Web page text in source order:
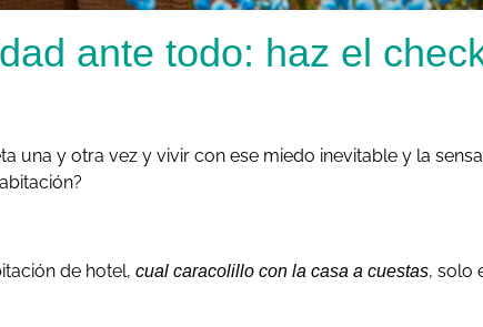
ante todo: haz el
una y otra vez y vivir con ese miedo inevitable y la
de hotel, cual caracolillo con la casa a cuestas, solo